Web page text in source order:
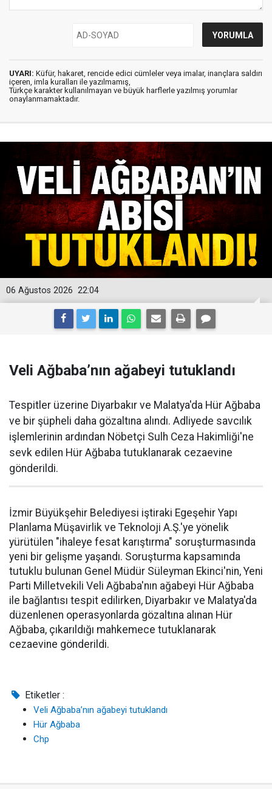
UYARI: Küfür, hakaret, rencide edici cümleler veya imalar, inançlara saldırı
içeren, imla kuralları ile yazılmamış,
Türkçe karakter kullanılmayan ve büyük harflerle yazılmış yorumlar
onaylanmamaktadır.
22:04
06 Ağustos 2026
Veli Ağbaba’nın ağabeyi tutuklandı
Tespitler üzerine Diyarbakır ve Malatya'da Hür Ağbaba
ve bir şüpheli daha gözaltına alındı. Adliyede savcılık
işlemlerinin ardından Nöbetçi Sulh Ceza Hakimliği'ne
sevk edilen Hür Ağbaba tutuklanarak cezaevine
gönderildi.
İzmir Büyükşehir Belediyesi iştiraki Egeşehir Yapı
Planlama Müşavirlik ve Teknoloji A.Ş.'ye yönelik
yürütülen "ihaleye fesat karıştırma" soruşturmasında
yeni bir gelişme yaşandı. Soruşturma kapsamında
tutuklu bulunan Genel Müdür Süleyman Ekinci'nin, Yeni
Parti Milletvekili Veli Ağbaba'nın ağabeyi Hür Ağbaba
ile bağlantısı tespit edilirken, Diyarbakır ve Malatya'da
düzenlenen operasyonlarda gözaltına alınan Hür
Ağbaba, çıkarıldığı mahkemece tutuklanarak
cezaevine gönderildi.
Etiketler :
Veli Ağbaba’nın ağabeyi tutuklandı
Hür Ağbaba
Chp